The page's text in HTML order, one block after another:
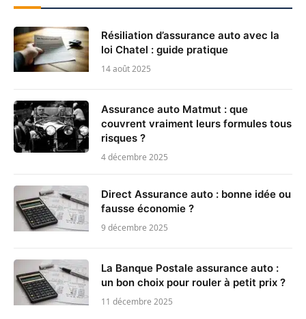
Résiliation d’assurance auto avec la
loi Chatel : guide pratique
14 août 2025
Assurance auto Matmut : que
couvrent vraiment leurs formules tous
risques ?
4 décembre 2025
Direct Assurance auto : bonne idée ou
fausse économie ?
9 décembre 2025
La Banque Postale assurance auto :
un bon choix pour rouler à petit prix ?
11 décembre 2025